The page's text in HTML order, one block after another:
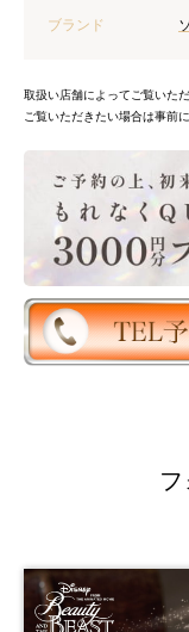
ブランド
取扱い店舗によってご覧いた
ご覧いただきたい場合は事前